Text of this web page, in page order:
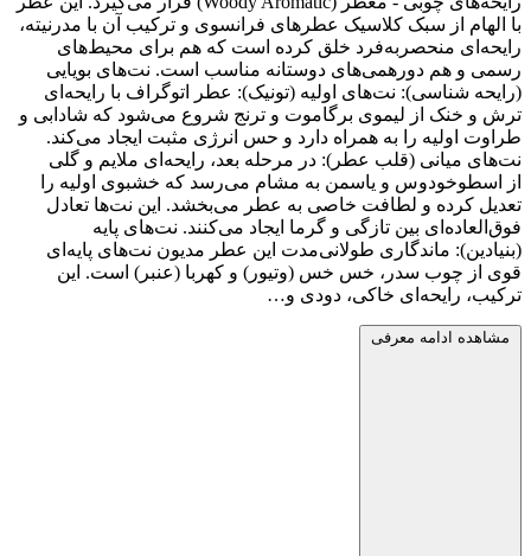
با الهام از سبک کلاسیک عطرهای فرانسوی و ترکیب آن با مدرنیته،
رایحه‌ای منحصربه‌فرد خلق کرده است که هم برای محیط‌های
رسمی و هم دورهمی‌های دوستانه مناسب است. نت‌های بویایی
(رایحه شناسی): نت‌های اولیه (تونیک): عطر اتوگراف با رایحه‌ای
ترش و خنک از لیموی برگاموت و ترنج شروع می‌شود که شادابی و
طراوت اولیه را به همراه دارد و حس انرژی مثبت ایجاد می‌کند.
نت‌های میانی (قلب عطر): در مرحله بعد، رایحه‌ای ملایم و گلی
از اسطوخودوس و یاسمن به مشام می‌رسد که خشبوی اولیه را
تعدیل کرده و لطافت خاصی به عطر می‌بخشد. این نت‌ها تعادل
فوق‌العاده‌ای بین تازگی و گرما ایجاد می‌کنند. نت‌های پایه
(بنیادین): ماندگاری طولانی‌مدت این عطر مدیون نت‌های پایه‌ای
قوی از چوب سدر، خس خس (وتیور) و کهربا (عنبر) است. این
ترکیب، رایحه‌ای خاکی، دودی و…
مشاهده ادامه معرفی